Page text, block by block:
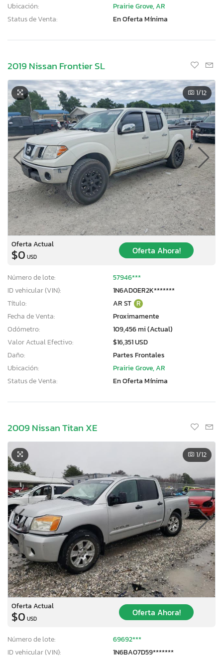
Ubicación:
Prairie Grove, AR
Status de Venta:
En Oferta Mínima
2019 Nissan Frontier SL
1/12
Oferta Actual
$0 USD
Oferta Ahora!
Número de lote:
57946***
ID vehicular (VIN):
1N6AD0ER2K*******
Título:
AR ST R
Fecha de Venta:
Proximamente
Odómetro:
109,456 mi (Actual)
Valor Actual Efectivo:
$16,351 USD
Daño:
Partes Frontales
Ubicación:
Prairie Grove, AR
Status de Venta:
En Oferta Mínima
2009 Nissan Titan XE
1/12
Oferta Actual
$0 USD
Oferta Ahora!
Número de lote:
69692***
ID vehicular (VIN):
1N6BA07D59*******